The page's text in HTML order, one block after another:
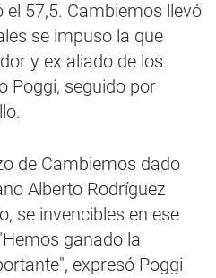
57,5. Cambiemos llevó
se impuso la que
y ex aliado de los
Poggi, seguido por
de Cambiemos dado
Alberto Rodríguez
se invencibles en ese
ganado la
expresó Poggi